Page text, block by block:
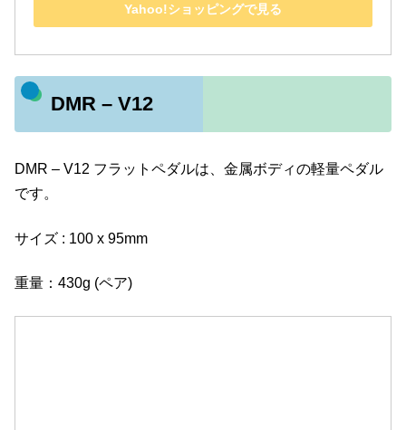
Yahoo!ショッピングで見る
DMR – V12
DMR – V12 フラットペダルは、金属ボディの軽量ペダル
です。
サイズ : 100 x 95mm
重量：430g (ペア)